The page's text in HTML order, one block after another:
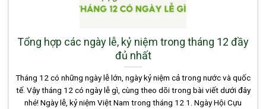
Tổng hợp các ngày lễ, kỷ niệm trong tháng 12 đầy
đủ nhất
Tháng 12 có những ngày lễ lớn, ngày kỷ niệm cả trong nước và quốc
tế. Vậy tháng 12 có ngày lễ gì, cùng theo dõi trong bài viết dưới đây
nhé! Ngày lễ, kỷ niệm Việt Nam trong tháng 12 1. Ngày Hội Cựu